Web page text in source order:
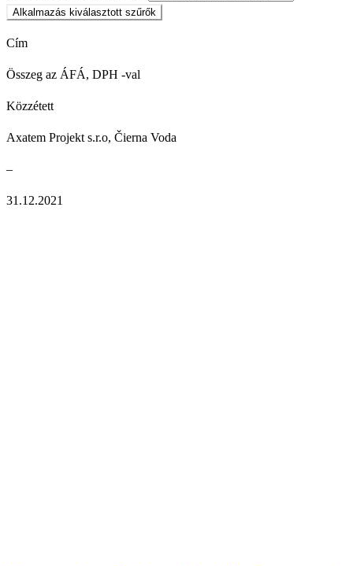
Alkalmazás kiválasztott szűrők
Cím
Összeg az ÁFÁ, DPH -val
Közzétett
Axatem Projekt s.r.o, Čierna Voda
–
31.12.2021